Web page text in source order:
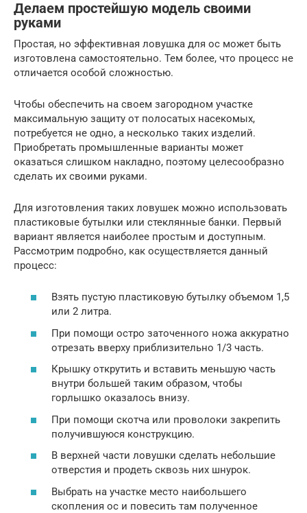
Делаем простейшую модель своими
руками
Простая, но эффективная ловушка для ос может быть
изготовлена самостоятельно. Тем более, что процесс не
отличается особой сложностью.
Чтобы обеспечить на своем загородном участке
максимальную защиту от полосатых насекомых,
потребуется не одно, а несколько таких изделий.
Приобретать промышленные варианты может
оказаться слишком накладно, поэтому целесообразно
сделать их своими руками.
Для изготовления таких ловушек можно использовать
пластиковые бутылки или стеклянные банки. Первый
вариант является наиболее простым и доступным.
Рассмотрим подробно, как осуществляется данный
процесс:
Взять пустую пластиковую бутылку объемом 1,5
или 2 литра.
При помощи остро заточенного ножа аккуратно
отрезать вверху приблизительно 1/3 часть.
Крышку открутить и вставить меньшую часть
внутри большей таким образом, чтобы
горлышко оказалось внизу.
При помощи скотча или проволоки закрепить
получившуюся конструкцию.
В верхней части ловушки сделать небольшие
отверстия и продеть сквозь них шнурок.
Выбрать на участке место наибольшего
скопления ос и повесить там полученное